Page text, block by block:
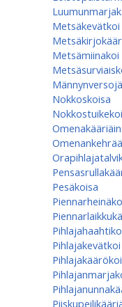
Metsäkevätkoi
Metsämiinakoi
Nokkoskoisa
Nokkostuikekoi
Pesäkoisa
Pihlajakevätkoi